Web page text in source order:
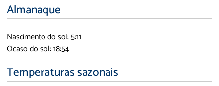
Almanaque
Nascimento do sol: 5:11
Ocaso do sol: 18:54
Temperaturas sazonais